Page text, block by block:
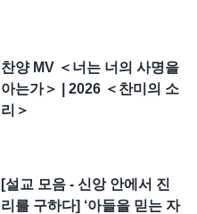
찬양 MV ＜너는 너의 사명을
아는가＞ | 2026 ＜찬미의 소
리＞
[설교 모음 - 신앙 안에서 진
리를 구하다] ‘아들을 믿는 자